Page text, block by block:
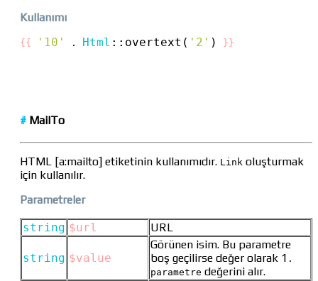
Kullanımı
{{ '10' . Html :: overtext( '2' ) }}
# MailTo
HTML [a:mailto] etiketinin kullanımıdır. Link oluşturmak
için kullanılır.
Parametreler
string $url URL
string $value
Görünen isim. Bu parametre
boş geçilirse değer olarak 1 .
parametre değerini alır.